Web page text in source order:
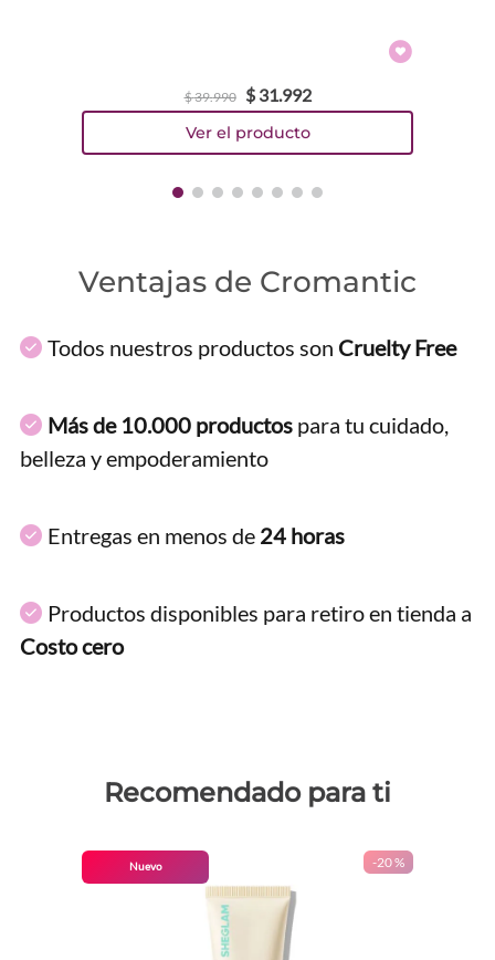
$39.990 $ 31.992
Ventajas de Cromantic
Todos nuestros productos son Cruelty Free
Más de 10.000 productos para tu cuidado,
belleza y empoderamiento
Entregas en menos de 24 horas
Productos disponibles para retiro en tienda a
Costo cero
Recomendado para ti
Nuevo -20 %